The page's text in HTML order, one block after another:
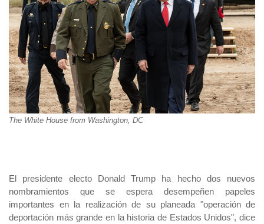
The White House from Washington, DC
El presidente electo Donald Trump ha hecho dos nuevos
nombramientos que se espera desempeñen papeles
importantes en la realización de su planeada "operación de
deportación más grande en la historia de Estados Unidos", dice